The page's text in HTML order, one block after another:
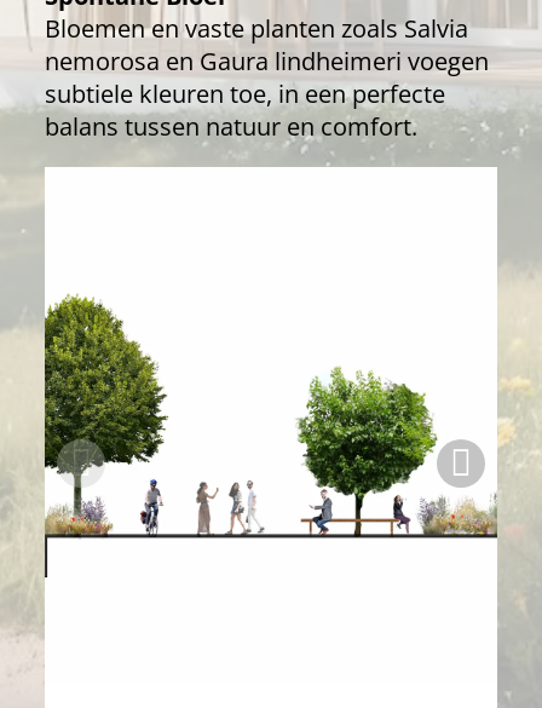
Bloemen en vaste planten zoals Salvia
nemorosa en Gaura lindheimeri voegen
subtiele kleuren toe, in een perfecte
balans tussen natuur en comfort.